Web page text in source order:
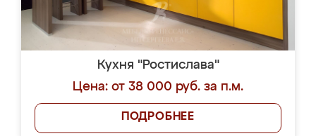
Кухня "Ростислава"
Цена: от 38 000 руб. за п.м.
ПОДРОБНЕЕ